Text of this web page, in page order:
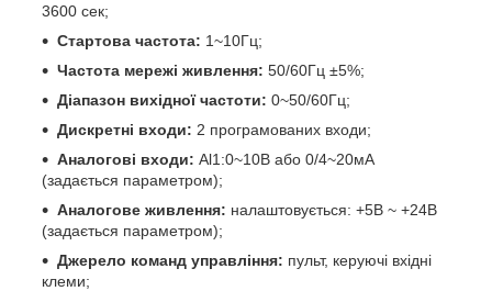
3600 сек;
Стартова частота: 1~10Гц;
Частота мережі живлення: 50/60Гц ±5%;
Діапазон вихідної частоти: 0~50/60Гц;
Дискретні входи: 2 програмованих входи;
Аналогові входи: Al1:0~10В або 0/4~20мА
(задається параметром);
Аналогове живлення: налаштовується: +5В ~ +24В
(задається параметром);
Джерело команд управління: пульт, керуючі вхідні
клеми;